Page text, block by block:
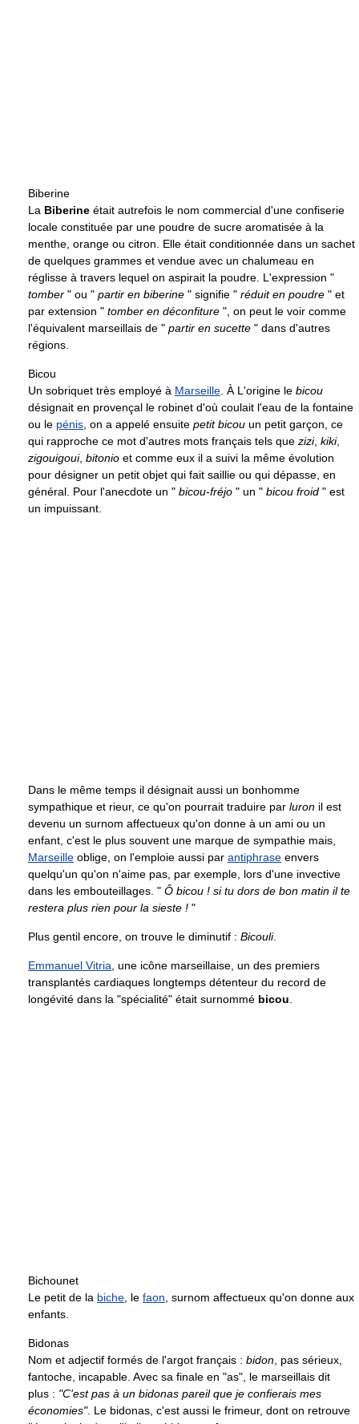
Biberine
La Biberine était autrefois le nom commercial d'une confiserie
locale constituée par une poudre de sucre aromatisée à la
menthe, orange ou citron. Elle était conditionnée dans un sachet
de quelques grammes et vendue avec un chalumeau en
réglisse à travers lequel on aspirait la poudre. L'expression "
tomber " ou " partir en biberine " signifie " réduit en poudre " et
par extension " tomber en déconfiture ", on peut le voir comme
l'équivalent marseillais de " partir en sucette " dans d'autres
régions.
Bicou
Un sobriquet très employé à Marseille . À L'origine le bicou
désignait en provençal le robinet d'où coulait l'eau de la fontaine
ou le pénis , on a appelé ensuite petit bicou un petit garçon, ce
qui rapproche ce mot d'autres mots français tels que zizi, kiki,
zigouigoui, bitonio et comme eux il a suivi la même évolution
pour désigner un petit objet qui fait saillie ou qui dépasse, en
général. Pour l'anecdote un " bicou-fréjo " un " bicou froid " est
un impuissant.
Dans le même temps il désignait aussi un bonhomme
sympathique et rieur, ce qu'on pourrait traduire par luron il est
devenu un surnom affectueux qu'on donne à un ami ou un
enfant, c'est le plus souvent une marque de sympathie mais,
Marseille oblige, on l'emploie aussi par antiphrase envers
quelqu'un qu'on n'aime pas, par exemple, lors d'une invective
dans les embouteillages. " Ô bicou ! si tu dors de bon matin il te
restera plus rien pour la sieste ! "
Plus gentil encore, on trouve le diminutif : Bicouli.
Emmanuel Vitria , une icône marseillaise, un des premiers
transplantés cardiaques longtemps détenteur du record de
longévité dans la "spécialité" était surnommé bicou
Bichounet
Le petit de la biche , le faon , surnom affectueux qu'on donne aux
enfants.
Bidonas
Nom et adjectif formés de l'argot français : bidon , pas sérieux,
fantoche, incapable. Avec sa finale en "as", le marseillais dit
plus : "C'est pas à un bidonas pareil que je confierais mes
économies". Le bidonas, c'est aussi le frimeur, dont on retrouve